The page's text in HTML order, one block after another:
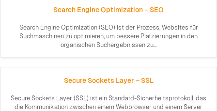
Search Engine Optimization – SEO
Search Engine Optimization (SEO) ist der Prozess, Websites für
Suchmaschinen zu optimieren, um bessere Platzierungen in den
organischen Suchergebnissen zu...
Secure Sockets Layer – SSL
Secure Sockets Layer (SSL) ist ein Standard-Sicherheitsprotokoll, das
die Kommunikation zwischen einem Webbrowser und einem Server